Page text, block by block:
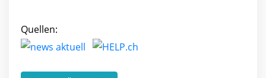
Quellen: